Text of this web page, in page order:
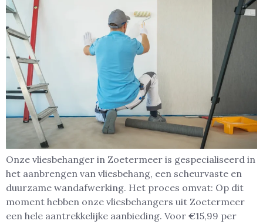
Onze vliesbehanger in Zoetermeer is gespecialiseerd in
het aanbrengen van vliesbehang, een scheurvaste en
duurzame wandafwerking. Het proces omvat: Op dit
moment hebben onze vliesbehangers uit Zoetermeer
een hele aantrekkelijke aanbieding. Voor €15,99 per